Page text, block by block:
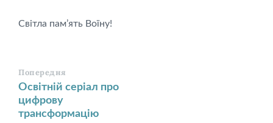
Світла пам’ять Воїну!
Попередня
Освітній серіал про
цифрову
трансформацію